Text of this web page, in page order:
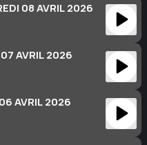
08 AVRIL 2026
AVRIL 2026
AVRIL 2026